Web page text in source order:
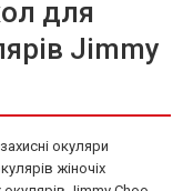
для
Jimmy
окуляри
жіночіх